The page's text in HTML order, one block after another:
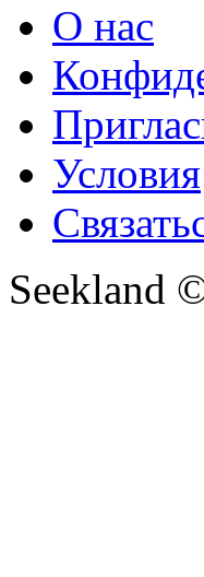
О нас
Условия
Seekland